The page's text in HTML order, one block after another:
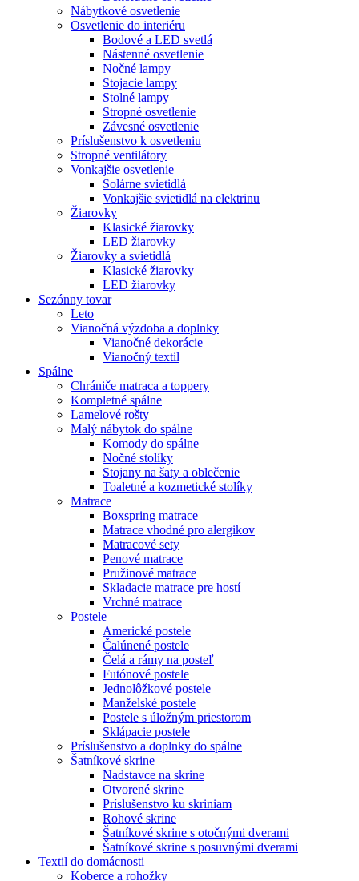
Nábytkové osvetlenie
Osvetlenie do interiéru
Bodové a LED svetlá
Nástenné osvetlenie
Nočné lampy
Stojacie lampy
Stolné lampy
Stropné osvetlenie
Závesné osvetlenie
Príslušenstvo k osvetleniu
Stropné ventilátory
Vonkajšie osvetlenie
Solárne svietidlá
Vonkajšie svietidlá na elektrinu
Žiarovky
Klasické žiarovky
LED žiarovky
Žiarovky a svietidlá
Klasické žiarovky
LED žiarovky
Sezónny tovar
Leto
Vianočná výzdoba a doplnky
Vianočné dekorácie
Vianočný textil
Spálne
Chrániče matraca a toppery
Kompletné spálne
Lamelové rošty
Malý nábytok do spálne
Komody do spálne
Nočné stolíky
Stojany na šaty a oblečenie
Toaletné a kozmetické stolíky
Matrace
Boxspring matrace
Matrace vhodné pro alergikov
Matracové sety
Penové matrace
Pružinové matrace
Skladacie matrace pre hostí
Vrchné matrace
Postele
Americké postele
Čalúnené postele
Čelá a rámy na posteľ
Futónové postele
Jednolôžkové postele
Manželské postele
Postele s úložným priestorom
Sklápacie postele
Príslušenstvo a doplnky do spálne
Šatníkové skrine
Nadstavce na skrine
Otvorené skrine
Príslušenstvo ku skriniam
Rohové skrine
Šatníkové skrine s otočnými dverami
Šatníkové skrine s posuvnými dverami
Textil do domácnosti
Koberce a rohožky